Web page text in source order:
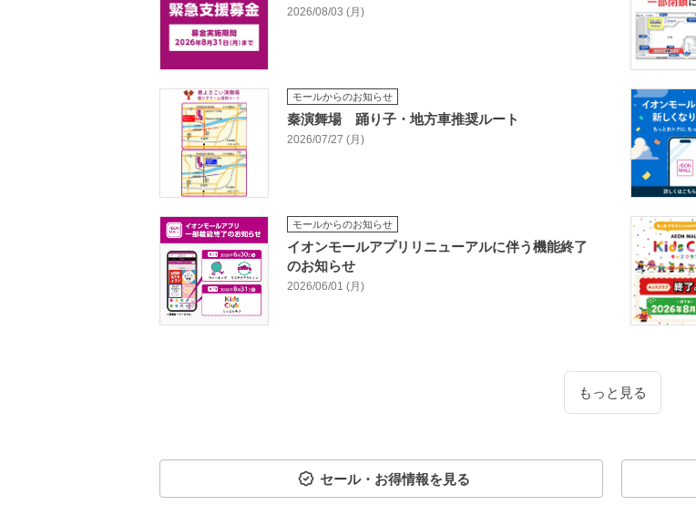
2026/08/03 (月)
モールからのお知らせ
秦演舞場 踊り子・地方車推奨ルート
2026/07/27 (月)
モールからのお知らせ
イオンモールアプリリニューアルに伴う機能終了
のお知らせ
2026/06/01 (月)
もっと見る
セール・お得情報を見る